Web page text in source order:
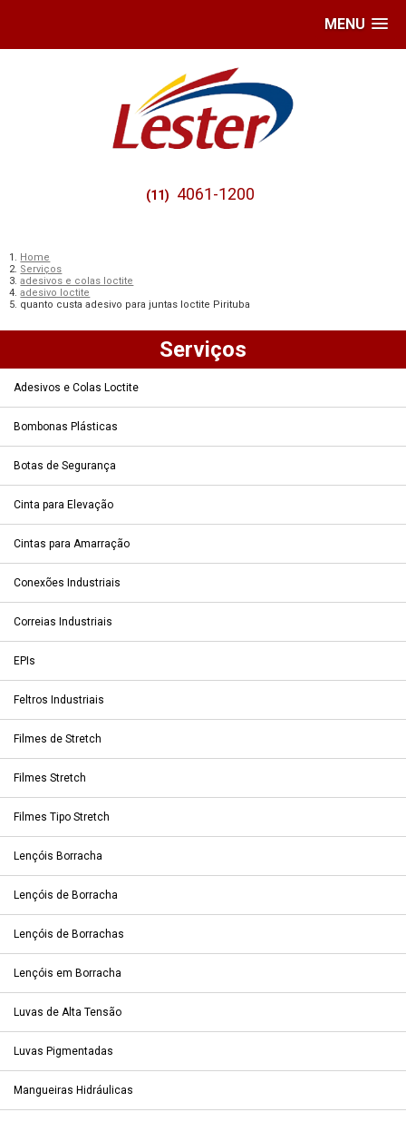
MENU
(11) 4061-1200
Home
Serviços
adesivos e colas loctite
adesivo loctite
quanto custa adesivo para juntas loctite Pirituba
Serviços
Adesivos e Colas Loctite
Bombonas Plásticas
Botas de Segurança
Cinta para Elevação
Cintas para Amarração
Conexões Industriais
Correias Industriais
EPIs
Feltros Industriais
Filmes de Stretch
Filmes Stretch
Filmes Tipo Stretch
Lençóis Borracha
Lençóis de Borracha
Lençóis de Borrachas
Lençóis em Borracha
Luvas de Alta Tensão
Luvas Pigmentadas
Mangueiras Hidráulicas